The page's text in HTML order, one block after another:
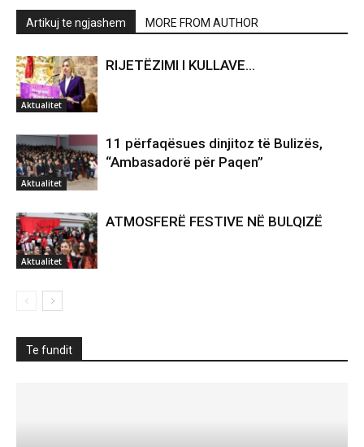
Artikuj te ngjashem MORE FROM AUTHOR
Aktualitet
RIJETËZIMI I KULLAVE…
Aktualitet
11 përfaqësues dinjitoz të Bulizës,
“Ambasadorë për Paqen”
Aktualitet
ATMOSFERË FESTIVE NË BULQIZË
Te fundit